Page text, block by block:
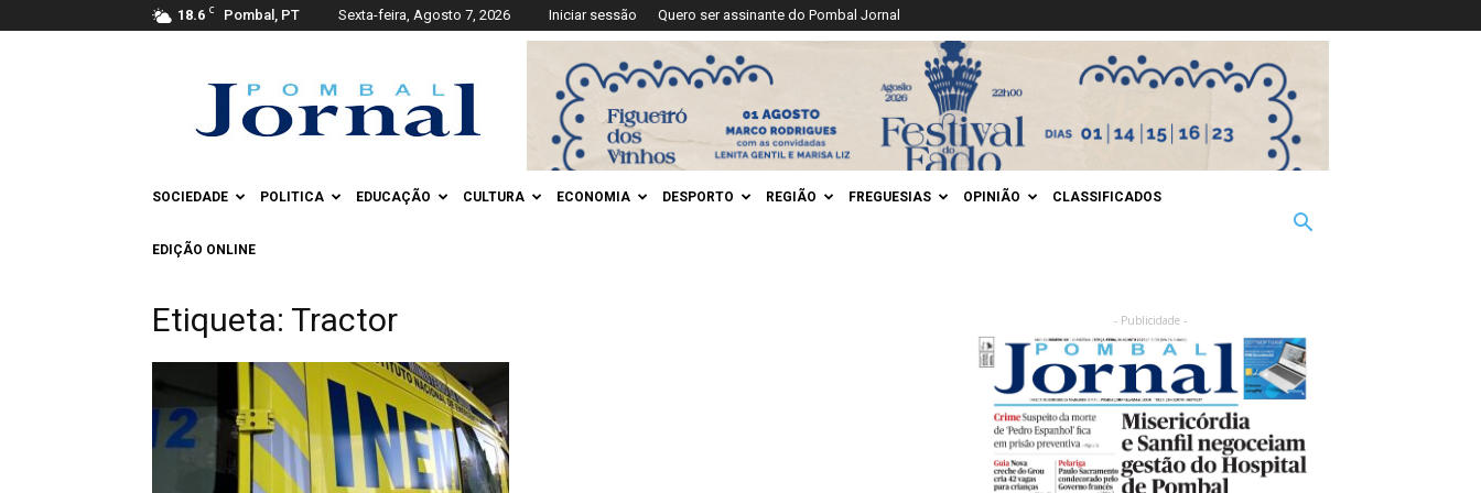
18.6 C Pombal, PT Sexta-feira, Agosto 7, 2026 Iniciar sessão Quero ser assinante do Pombal Jornal
Jornal
SOCIEDADE POLITICA EDUCAÇÃO CULTURA ECONOMIA DESPORTO REGIÃO FREGUESIAS OPINIÃO CLASSIFICADOS
EDIÇÃO ONLINE
Etiqueta: Tractor - Publicidade -